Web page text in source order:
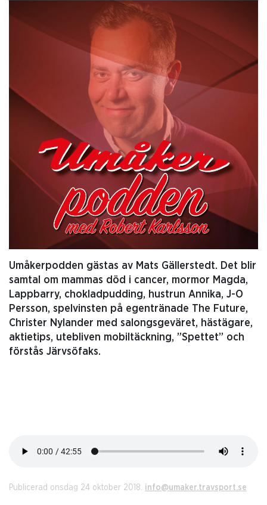
Umåkerpodden gästas av Mats Gällerstedt. Det blir
samtal om mammas död i cancer, mormor Magda,
Lappbarry, chokladpudding, hustrun Annika, J-O
Persson, spelvinsten på egentränade The Future,
Christer Nylander med salongsgeväret, hästägare,
aktietips, utebliven mobiltäckning, ”Spettet” och
förstås Järvsöfaks.
Publicerad onsdag 24 oktober 2018. info@umaker.travsport.se